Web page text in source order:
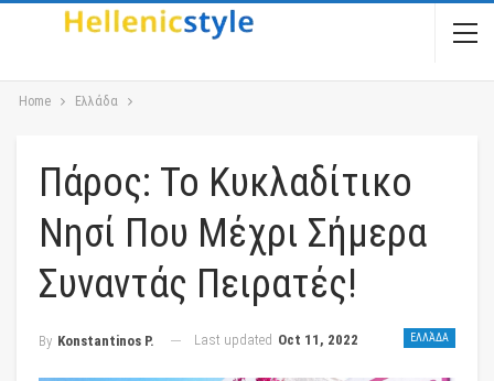
Home Ελλάδα
Πάρος: Το Κυκλαδίτικο
Νησί Που Μέχρι Σήμερα
Συναντάς Πειρατές!
ΕΛΛΆΔΑ
By Konstantinos P. Last updated Oct 11, 2022